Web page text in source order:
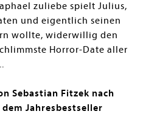
zuliebe spielt Julius,
und eigentlich seinen
wollte, widerwillig den
Horror-Date aller
Sebastian Fitzek nach
Jahresbestseller